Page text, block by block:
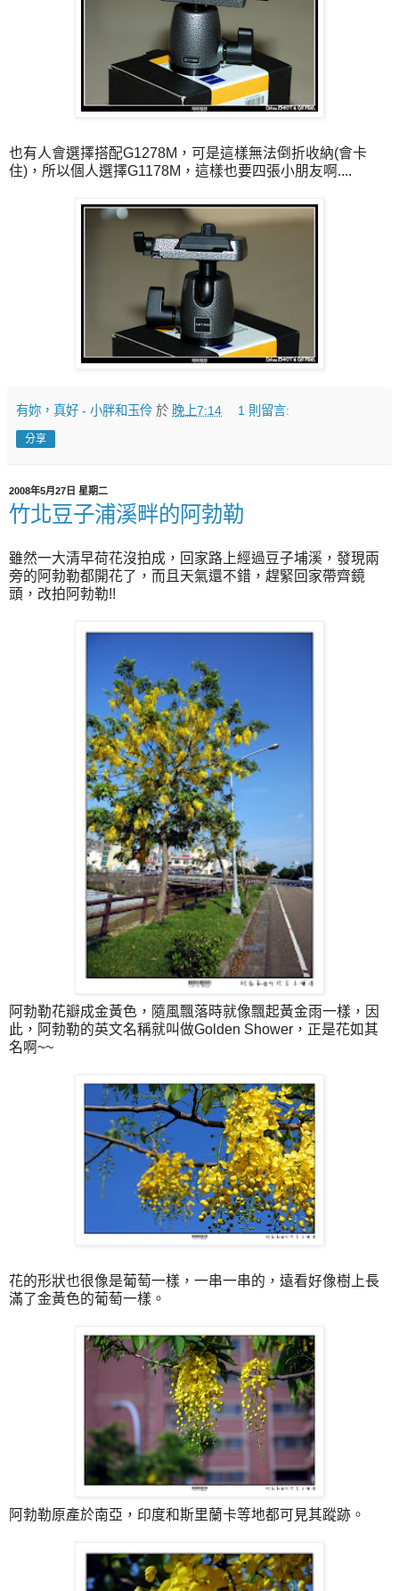
也有人會選擇搭配G1278M，可是這樣無法倒折收納(會卡
住)，所以個人選擇G1178M，這樣也要四張小朋友啊....
有妳，真好 - 小胖和玉伶 於 晚上7:14 1 則留言:
分享
2008年5月27日 星期二
竹北豆子浦溪畔的阿勃勒
雖然一大清早荷花沒拍成，回家路上經過豆子埔溪，發現兩
旁的阿勃勒都開花了，而且天氣還不錯，趕緊回家帶齊鏡
頭，改拍阿勃勒!!
阿勃勒花瓣成金黃色，隨風飄落時就像飄起黃金雨一樣，因
此，阿勃勒的英文名稱就叫做Golden Shower，正是花如其
名啊~~
花的形狀也很像是葡萄一樣，一串一串的，遠看好像樹上長
滿了金黃色的葡萄一樣。
阿勃勒原產於南亞，印度和斯里蘭卡等地都可見其蹤跡。